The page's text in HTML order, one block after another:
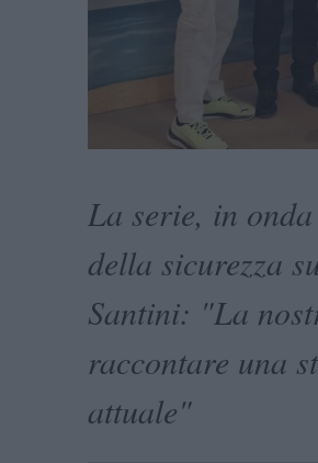
La serie, in
della sicurezza
Santini: "La
raccontare una
attuale"